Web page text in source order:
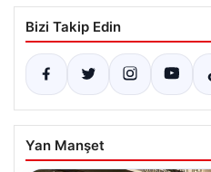
Bizi Takip Edin
Yan Manşet